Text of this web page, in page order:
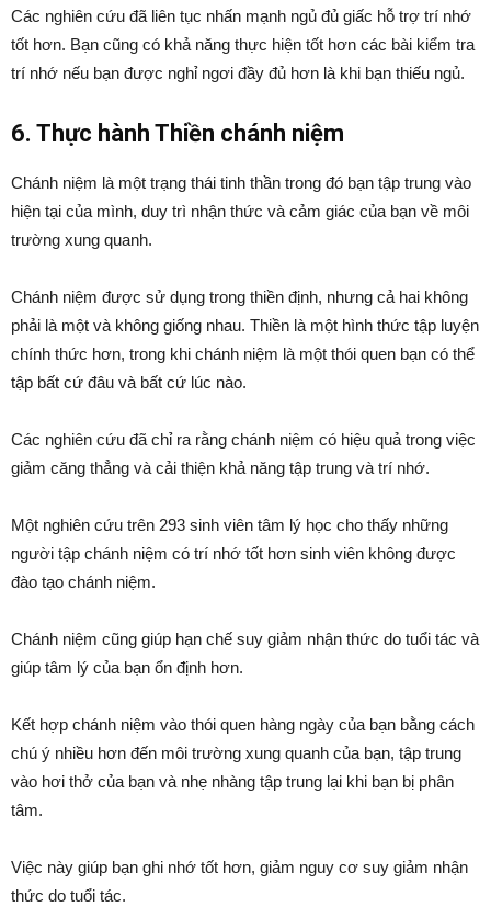
Các nghiên cứu đã liên tục nhấn mạnh ngủ đủ giấc hỗ trợ trí nhớ
tốt hơn. Bạn cũng có khả năng thực hiện tốt hơn các bài kiểm tra
trí nhớ nếu bạn được nghỉ ngơi đầy đủ hơn là khi bạn thiếu ngủ.
6. Thực hành Thiền chánh niệm
Chánh niệm là một trạng thái tinh thần trong đó bạn tập trung vào
hiện tại của mình, duy trì nhận thức và cảm giác của bạn về môi
trường xung quanh.
Chánh niệm được sử dụng trong thiền định, nhưng cả hai không
phải là một và không giống nhau. Thiền là một hình thức tập luyện
chính thức hơn, trong khi chánh niệm là một thói quen bạn có thể
tập bất cứ đâu và bất cứ lúc nào.
Các nghiên cứu đã chỉ ra rằng chánh niệm có hiệu quả trong việc
giảm căng thẳng và cải thiện khả năng tập trung và trí nhớ.
Một nghiên cứu trên 293 sinh viên tâm lý học cho thấy những
người tập chánh niệm có trí nhớ tốt hơn sinh viên không được
đào tạo chánh niệm.
Chánh niệm cũng giúp hạn chế suy giảm nhận thức do tuổi tác và
giúp tâm lý của bạn ổn định hơn.
Kết hợp chánh niệm vào thói quen hàng ngày của bạn bằng cách
chú ý nhiều hơn đến môi trường xung quanh của bạn, tập trung
vào hơi thở của bạn và nhẹ nhàng tập trung lại khi bạn bị phân
tâm.
Việc này giúp bạn ghi nhớ tốt hơn, giảm nguy cơ suy giảm nhận
thức do tuổi tác.